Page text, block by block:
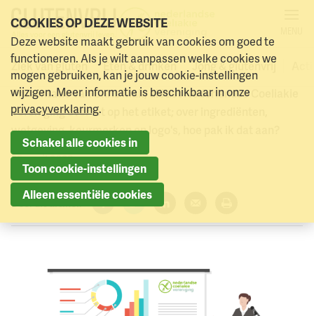
Naar menu Naar hoofdinhoud
Ziek van gluten Eten & drinken Jong & glutenvrij
Let op het etiket - NCD 2023
Presentatie van Chris Mak, diëtist Nederlandse Coeliakie
Vereniging over let op het etiket; over ingrediënten,
wetgeving, keurmerken en logo's, hoe pak ik dat aan?
25 april 2023
Deel dit artikel:
Facebook
TwitterLinkedInVerzenden
Printen
COOKIES OP DEZE WEBSITE
Deze website maakt gebruik van cookies om goed te
functioneren. Als je wilt aanpassen welke cookies we
mogen gebruiken, kan je jouw cookie-instellingen
wijzigen. Meer informatie is beschikbaar in onze
privacyverklaring.
Schakel alle cookies in
Toon cookie-instellingen
Alleen essentiële cookies